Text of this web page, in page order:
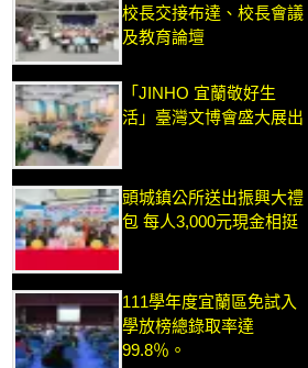
校長交接布達、校長會議
及教育論壇
「JINHO 宜蘭敬好生
活」臺灣文博會盛大展出
頭城鎮公所送出振興大禮
包 每人3,000元現金相挺
111學年度宜蘭區免試入
學放榜總錄取率達
99.8％。